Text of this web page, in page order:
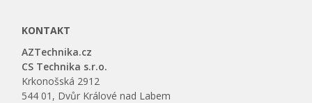
KONTAKT
AZTechnika.cz
CS Technika s.r.o.
Krkonošská 2912
544 01, Dvůr Králové nad Labem